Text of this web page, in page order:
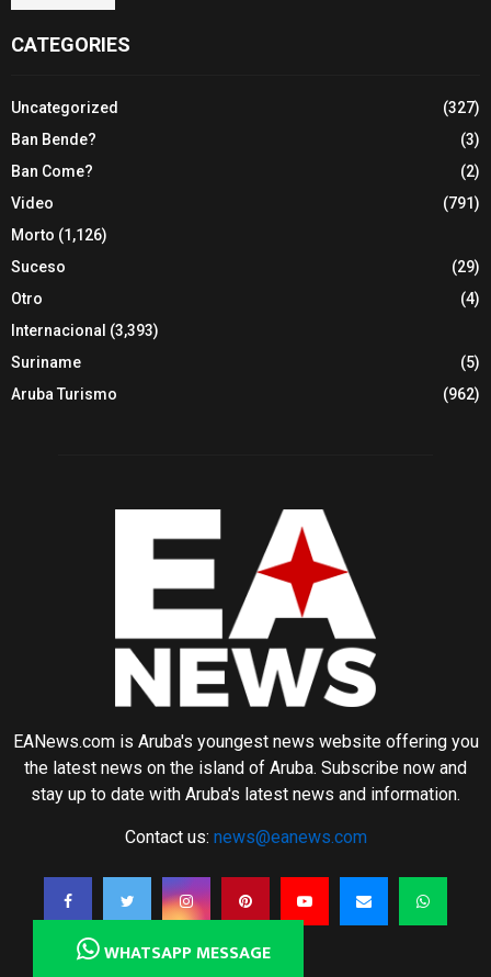
CATEGORIES
Uncategorized
(327)
Ban Bende?
(3)
Ban Come?
(2)
Video
(791)
Morto (1,126)
Suceso
(29)
Otro
(4)
Internacional (3,393)
Suriname
(5)
Aruba Turismo
(962)
EANews.com is Aruba's youngest news website offering you
the latest news on the island of Aruba. Subscribe now and
stay up to date with Aruba's latest news and information.
Contact us: news@eanews.com
WHATSAPP MESSAGE